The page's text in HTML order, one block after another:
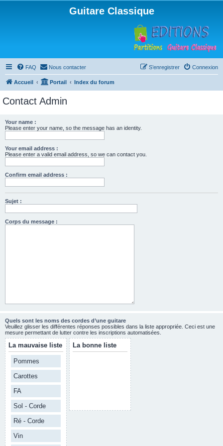
Guitare Classique
FAQ Nous contacter Connexion
S’enregistrer
Accueil Portail Index du forum
Contact Admin
Your name :
Please enter your name, so the message has an identity.
Your email address :
Please enter a valid email address, so we can contact you.
Confirm email address :
Sujet :
Corps du message :
Quels sont les noms des cordes d’une guitare
Veuillez glisser les différentes réponses possibles dans la liste appropriée. Ceci est une
mesure permettant de lutter contre les inscriptions automatisées.
La mauvaise liste
Pommes
Carottes
FA
Sol - Corde
Ré - Corde
Vin
La bonne liste